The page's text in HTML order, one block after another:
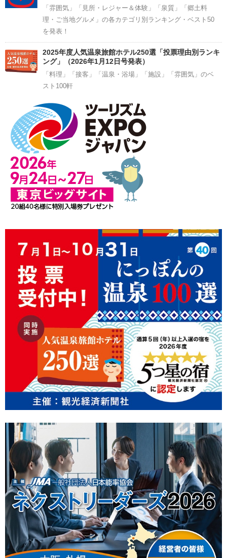
「雰囲気」「見所・レジャー＆体験」「泉質」「郷土料
理・ご当地グルメ」の各カテゴリ別ランキング・ベスト50
を発表！
2025年度人気温泉旅館ホテル250選「投票理由別ランキ
ング」（2026年1月12日号発表）
「料理」「接客」「温泉・浴場」「施設」「雰囲気」のベ
スト100軒